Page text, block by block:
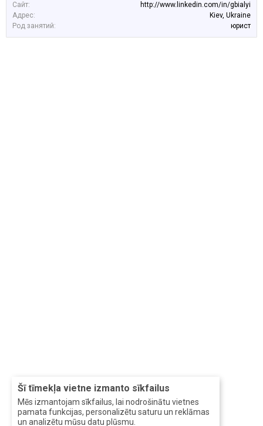
Šī tīmekļa vietne izmanto sīkfailus
Mēs izmantojam sīkfailus, lai nodrošinātu vietnes
pamata funkcijas, personalizētu saturu un reklāmas
un analizētu mūsu datu plūsmu.
Сайт:
http://www.linkedin.com/in/gbialyi
Адрес:
Kiev, Ukraine
Род занятий:
юрист